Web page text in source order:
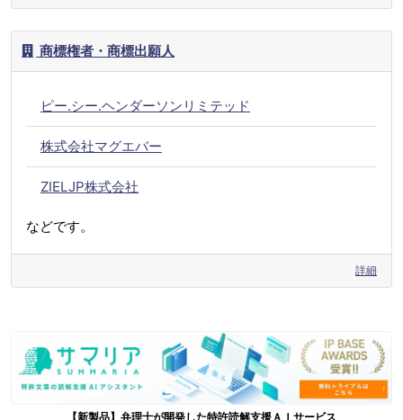
商標権者・商標出願人
ピー.シー.ヘンダーソンリミテッド
株式会社マグエバー
ZIELJP株式会社
などです。
詳細
【新製品】弁理士が開発した特許読解支援ＡＩサービス